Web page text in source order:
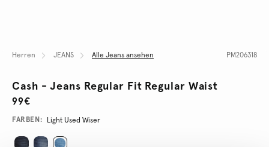
Herren JEANS Alle Jeans ansehen PM206318
Cash - Jeans Regular Fit Regular Waist
99€
Variations
FARBEN: Light Used Wiser